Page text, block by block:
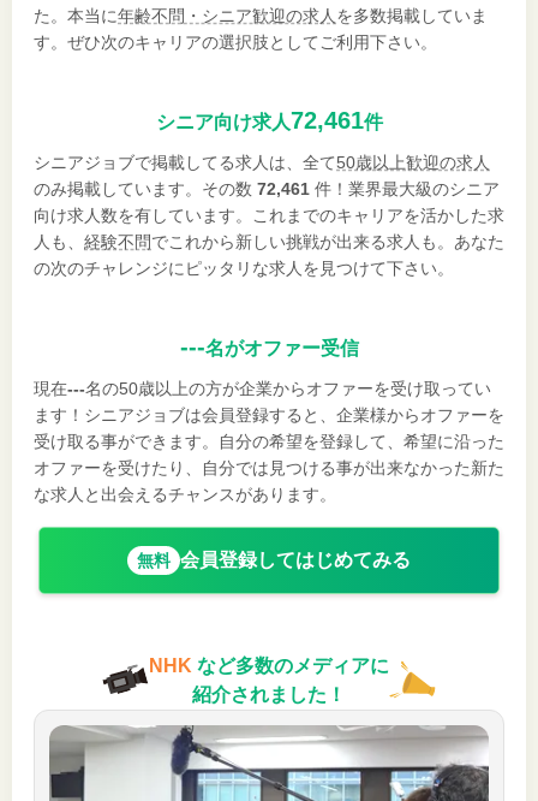
た。本当に年齢不問・シニア歓迎の求人 を多数掲載していま
す。ぜひ次のキャリアの選択肢としてご利用下さい。
シニア向け求人72,461件
シニアジョブで掲載してる求人は、全て50歳以上歓迎の求人
のみ掲載しています。その数 72,461 件！業界最大級のシニア
向け求人数を有しています。これまでのキャリアを活かした求
人も、 経験不問でこれから新しい挑戦が出来る求人も。あなた
の次のチャレンジにピッタリな求人を見つけて下さい。
---名がオファー受信
現在---名の50歳以上の方が企業からオファーを受け取ってい
ます！シニアジョブは会員登録すると、企業様からオファーを
受け取る事ができます。自分の希望を登録して、希望に沿った
オファーを受けたり、自分では見つける事が出来なかった新た
な求人と出会えるチャンスがあります。
無料 会員登録してはじめてみる
NHK など多数のメディアに
紹介されました！